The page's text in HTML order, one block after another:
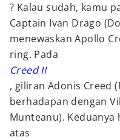
? Kalau sudah, kamu
Captain Ivan Drago
menewaskan Apollo
ring. Pada
Creed II
, giliran Adonis Creed
berhadapan dengan
Munteanu).
atas